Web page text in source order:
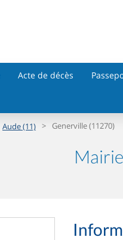
Acte de décès
Aude (11) > Generville (11270)